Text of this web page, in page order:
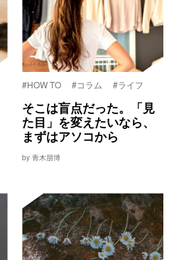
#HOW TO #コラム #ライフ
そこは盲点だった。「見
た目」を変えたいなら、
まずはアソコから
by 青木朋博